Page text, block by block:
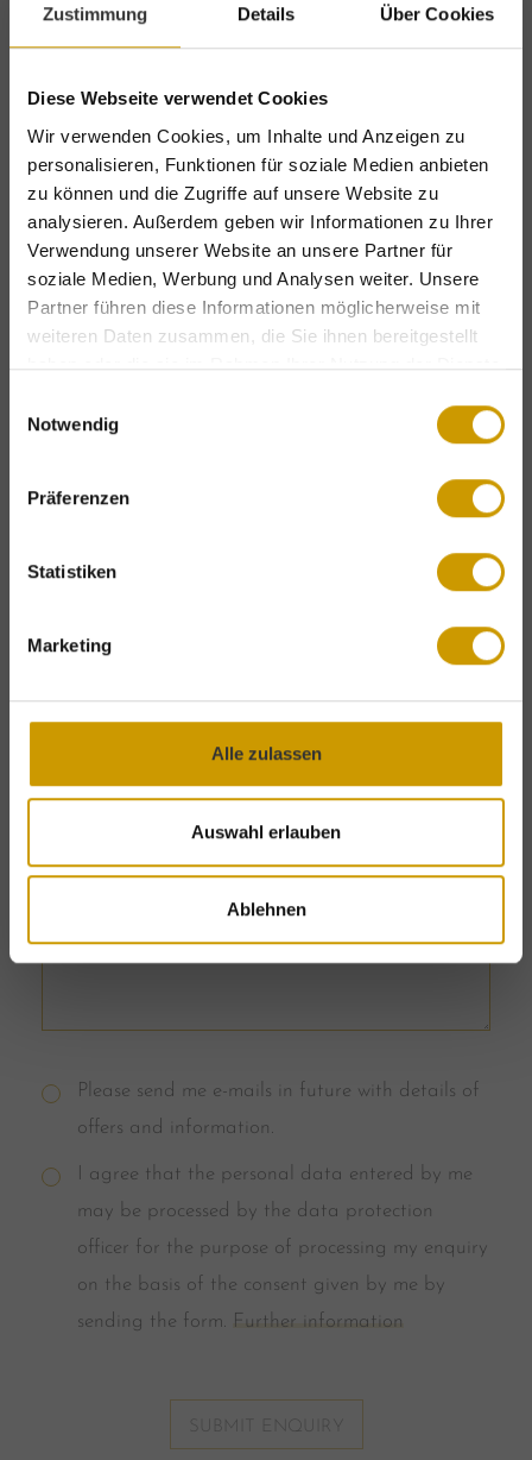
Zustimmung Details Über Cookies
Diese Webseite verwendet Cookies
Wir verwenden Cookies, um Inhalte und Anzeigen zu
personalisieren, Funktionen für soziale Medien anbieten
zu können und die Zugriffe auf unsere Website zu
analysieren. Außerdem geben wir Informationen zu Ihrer
Verwendung unserer Website an unsere Partner für
soziale Medien, Werbung und Analysen weiter. Unsere
Partner führen diese Informationen möglicherweise mit
weiteren Daten zusammen, die Sie ihnen bereitgestellt
haben oder die sie im Rahmen Ihrer Nutzung der Dienste
Notwendig
Präferenzen
Statistiken
Marketing
Alle zulassen
Auswahl erlauben
Ablehnen
PHONE
Address data
STREET
POST CODE
TOWN
Please send me e-mails in future with details of
offers and information.
I agree that the personal data entered by me
may be processed by the data protection
officer for the purpose of processing my enquiry
on the basis of the consent given by me by
sending the form.
Further information
SUBMIT ENQUIRY
Exclusive holiday benefits – for a limited